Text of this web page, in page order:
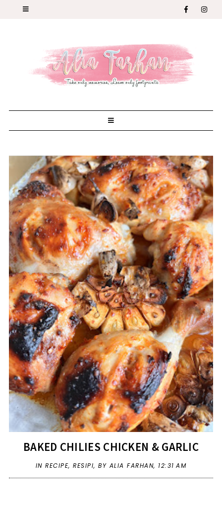
BAKED CHILIES CHICKEN & GARLIC
INRECIPE,RESIPI,BY ALIA FARHAN, 12:31 AM